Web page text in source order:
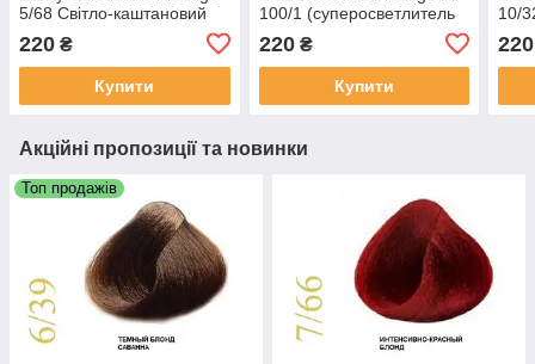
5/68 Світло-каштановий
перець 100 мл
220 ₴
Купити
100/1 (суперосветлитель
220₴
Купити
10/
220
Акційні пропозиції та новинки
Топ продажів